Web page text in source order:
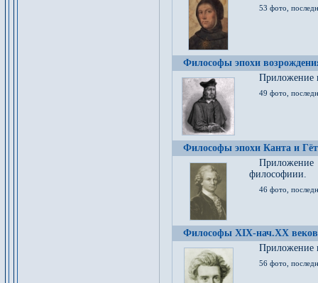
53 фото,
Философы эпохи
Приложение
49 фото,
Философы эпохи Канта и
философиии.
46 фото,
Философы XIX-нач.XX веков
Приложение
56 фото,